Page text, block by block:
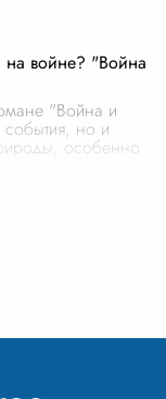
войне? "Война
"Война и
события, но и
особенно